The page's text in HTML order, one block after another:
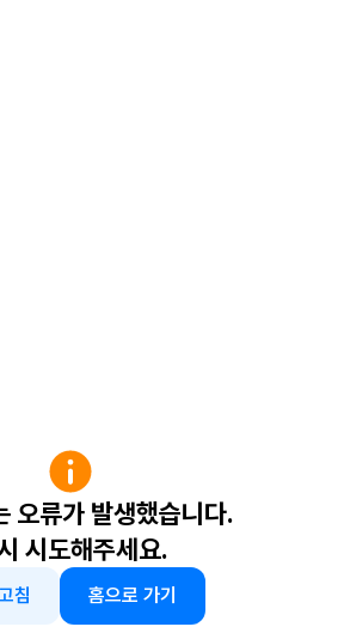
오류가 발생했습니다.
시도해주세요.
침 홈으로 가기